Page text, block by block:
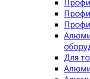
Для